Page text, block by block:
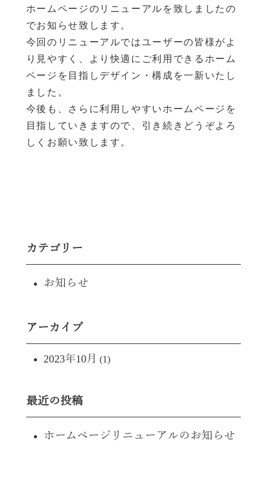
ホームページのリニューアルを致しましたの
でお知らせ致します。
今回のリニューアルではユーザーの皆様がよ
り見やすく、より快適にご利用できるホーム
ページを目指しデザイン・構成を一新いたし
ました。
今後も、さらに利用しやすいホームページを
目指していきますので、引き続きどうぞよろ
しくお願い致します。
カテゴリー
お知らせ
アーカイブ
2023年10月 (1)
最近の投稿
ホームページリニューアルのお知らせ